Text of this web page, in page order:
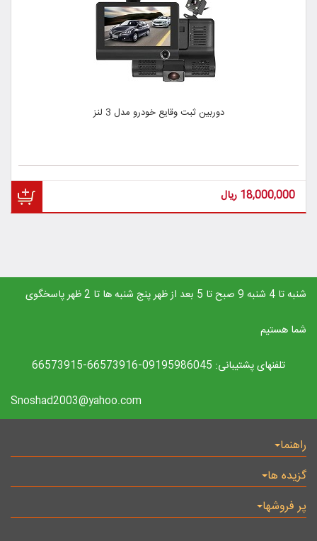
دوربین ثبت وقایع خودرو مدل 3 لنز
18,000,000 ریال
شنبه تا 4 شنبه 9 صبح تا 5 بعد از ظهر پنج شنبه ها تا 2 ظهر پاسخگوی
شما هستیم
تلفنهای پشتیبانی: 09195986045-66573916-66573915
Snoshad2003@yahoo.com
راهنما
گزیده ها
پر فروشها